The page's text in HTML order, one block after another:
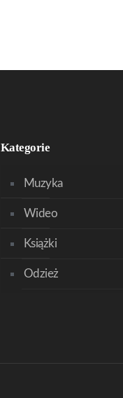
Kategorie
Muzyka
Wideo
Książki
Odzież